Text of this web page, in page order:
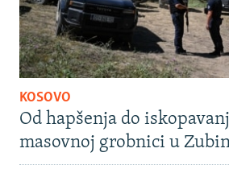
KOSOVO
Od hapšenja do
masovnoj grobnici u